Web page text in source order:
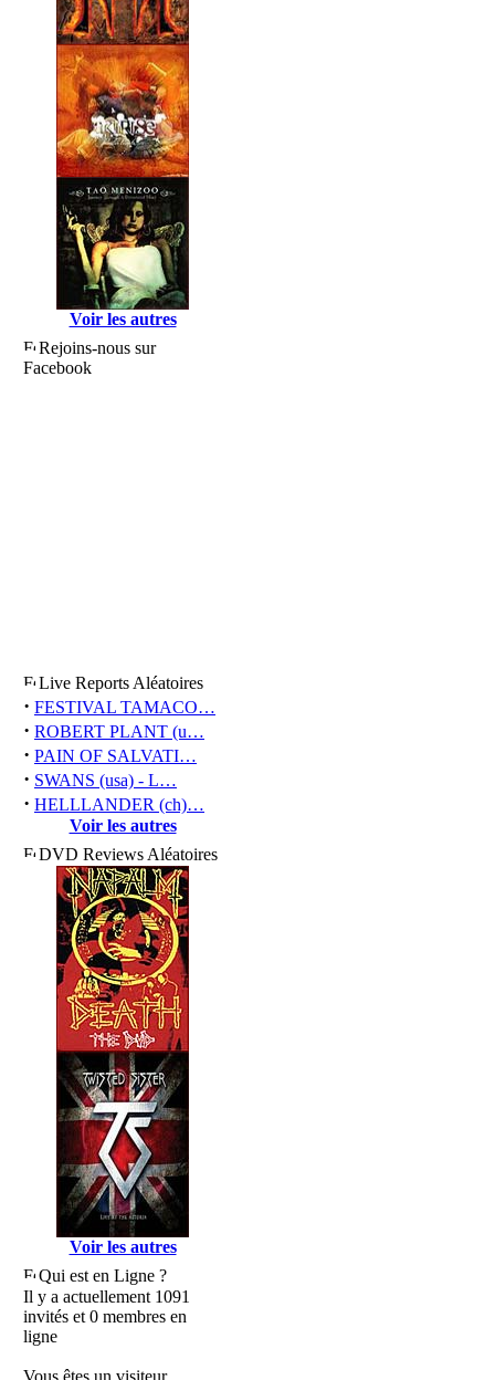
Voir les autres
Rejoins-nous sur
Facebook
Live Reports Aléatoires
· FESTIVAL TAMACO…
· ROBERT PLANT (u…
· PAIN OF SALVATI…
· SWANS (usa) - L…
· HELLLANDER (ch)…
Voir les autres
DVD Reviews Aléatoires
Voir les autres
Qui est en Ligne ?
Il y a actuellement 1091
invités et 0 membres en
ligne
Vous êtes un visiteur